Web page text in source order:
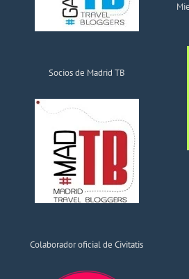
Socios de Madrid TB
Colaborador oficial de Civitatis